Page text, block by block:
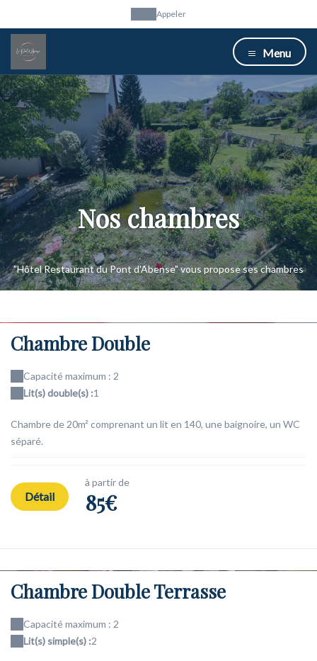
Appeler
Menu
Nos chambres
"Hôtel Restaurant du Pont d'Abense" vous propose ses chambres
Chambre Double
Capacité maximum : 2
Lit(s) double(s) :1
Chambre de 20m² comprenant un lit en 140, une baignoire, un WC
séparé.
Détail
à partir de
85€
Chambre Double Terrasse
Capacité maximum : 2
Lit(s) simple(s) :2